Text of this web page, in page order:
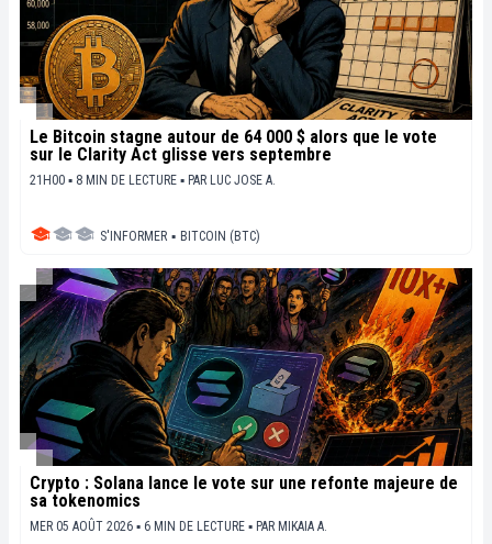
Le Bitcoin stagne autour de 64 000 $ alors que le vote
sur le Clarity Act glisse vers septembre
21H00 ▪ 8 MIN DE LECTURE ▪ PAR LUC JOSE A.
S'INFORMER ▪ BITCOIN (BTC)
Crypto : Solana lance le vote sur une refonte majeure de
sa tokenomics
MER 05 AOÛT 2026 ▪ 6 MIN DE LECTURE ▪ PAR MIKAIA A.